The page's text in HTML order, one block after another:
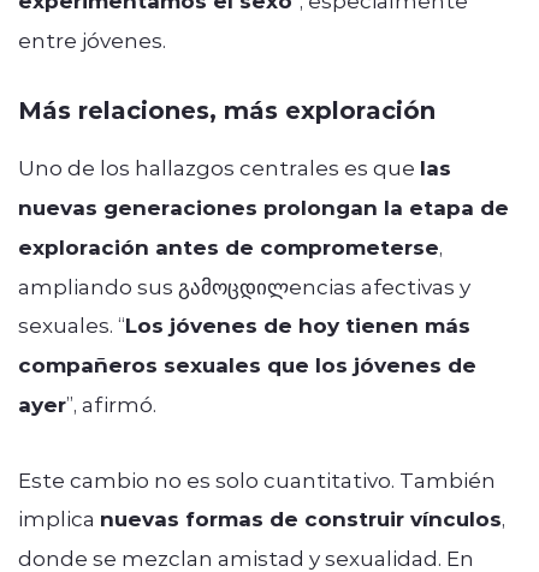
entre jóvenes.
Más relaciones, más exploración
Uno de los hallazgos centrales es que las
nuevas generaciones prolongan la etapa de
exploración antes de comprometerse,
ampliando sus გამოცდილencias afectivas y
sexuales. “Los jóvenes de hoy tienen más
compañeros sexuales que los jóvenes de
ayer”, afirmó.
Este cambio no es solo cuantitativo. También
implica nuevas formas de construir vínculos,
donde se mezclan amistad y sexualidad. En